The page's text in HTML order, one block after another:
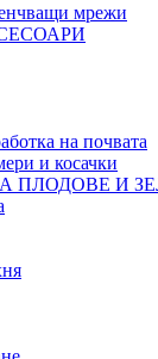
мрежи
на почвата
и косачки
ПЛОДОВЕ И